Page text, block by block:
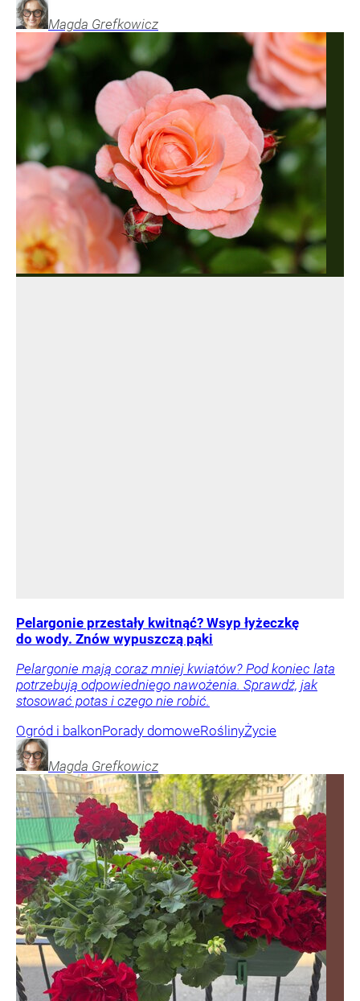
Magda Grefkowicz
Pelargonie przestały kwitnąć? Wsyp łyżeczkę
do wody. Znów wypuszczą pąki
Pelargonie mają coraz mniej kwiatów? Pod koniec lata
potrzebują odpowiedniego nawożenia. Sprawdź, jak
stosować potas i czego nie robić.
Ogród i balkonPorady domoweRoślinyŻycie
Magda Grefkowicz